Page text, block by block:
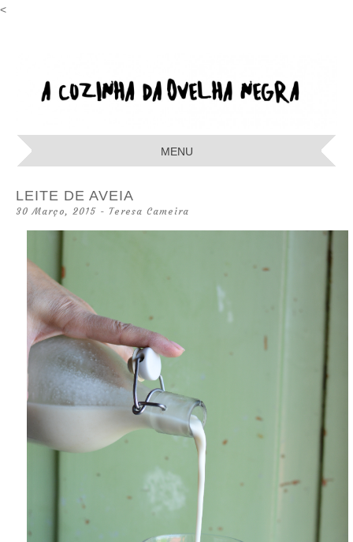
<
A COZINHA
DA OVELHA
NEGRA
MENU
TO
CONTENT
LEITE DE AVEIA
30 Março, 2015 - Teresa Cameira